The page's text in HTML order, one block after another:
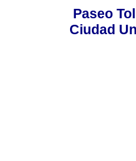
Paseo
Ciudad